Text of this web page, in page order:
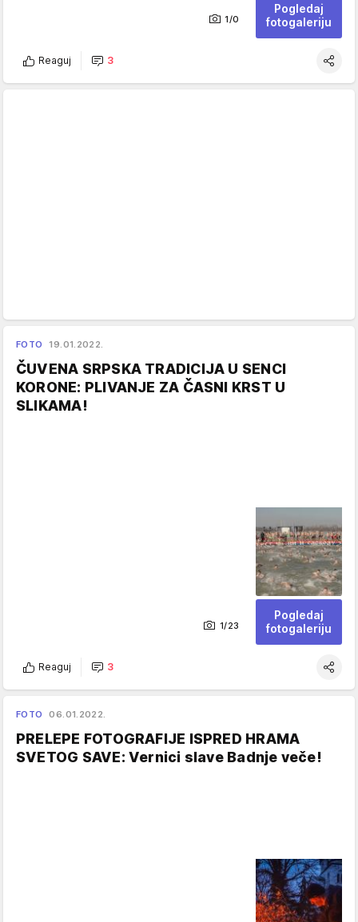
1/0
Pogledaj
fotogaleriju
Reaguj 3
FOTO 19.01.2022.
ČUVENA SRPSKA TRADICIJA U SENCI
KORONE: PLIVANJE ZA ČASNI KRST U
SLIKAMA!
1/23
Pogledaj
fotogaleriju
Reaguj 3
FOTO 06.01.2022.
PRELEPE FOTOGRAFIJE ISPRED HRAMA
SVETOG SAVE: Vernici slave Badnje veče!